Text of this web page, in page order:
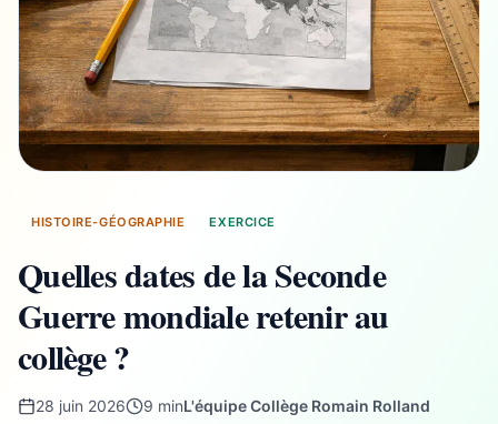
HISTOIRE-GÉOGRAPHIE EXERCICE
Quelles dates de la Seconde
Guerre mondiale retenir au
collège ?
28 juin 2026 9 minL'équipe Collège Romain Rolland